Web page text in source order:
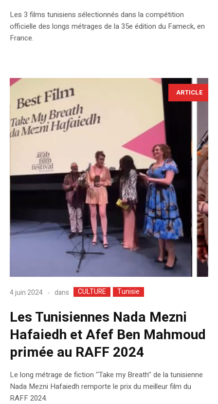
Les 3 films tunisiens sélectionnés dans la compétition
officielle des longs métrages de la 35e édition du Fameck, en
France.
ARTICLE
4 juin 2024 dans CULTURE Tunisie
Les Tunisiennes Nada Mezni
Hafaiedh et Afef Ben Mahmoud
primée au RAFF 2024
Le long métrage de fiction ‘‘Take my Breath’’ de la tunisienne
Nada Mezni Hafaiedh remporte le prix du meilleur film du
RAFF 2024.